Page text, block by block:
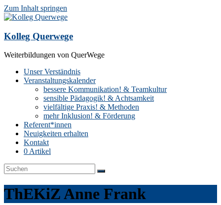
Zum Inhalt springen
Kolleg Querwege
Weiterbildungen von QuerWege
Unser Verständnis
Veranstaltungskalender
bessere Kommunikation! & Teamkultur
sensible Pädagogik! & Achtsamkeit
vielfältige Praxis! & Methoden
mehr Inklusion! & Förderung
Referent*innen
Neuigkeiten erhalten
Kontakt
0 Artikel
ThEKiZ Anne Frank